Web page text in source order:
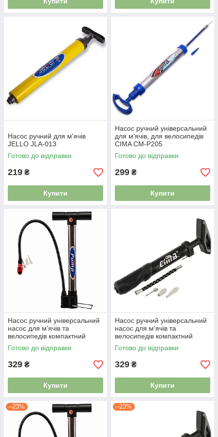
Насос ручний для м'ячів
JELLO JLA-013
Готово до відправки
219 ₴
Купити
Насос ручний універсальний
для м'ячів, для велосипедів
CIMA CM-P205
Готово до відправки
299 ₴
Купити
Насос ручний універсальний
насос для м'ячів та
велосипедів компактний
надійний насос SP-Sport AK-
168
Готово до відправки
329 ₴
Купити
Насос ручний універсальний
насос для м'ячів та
велосипедів компактний
надійний насос CIMA CM-
9095
Готово до відправки
329 ₴
Купити
–23% –23%